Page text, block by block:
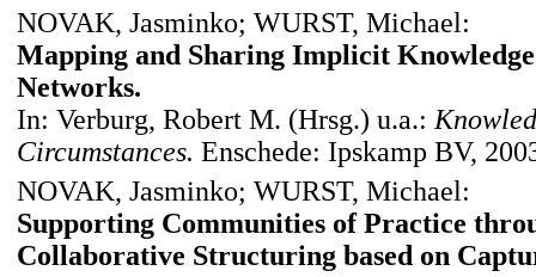
NOVAK, Jasminko; WURST, Michael:
Mapping and Sharing Implicit
Networks.
In: Verburg, Robert M. (Hrsg.) u.a.:
Circumstances. Enschede: Ipskamp BV,
NOVAK, Jasminko; WURST, Michael:
Supporting Communities of Practice
Collaborative Structuring based on